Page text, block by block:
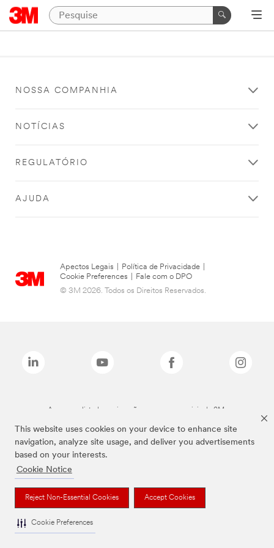
This website uses cookies on your device to enhance site
navigation, analyze site usage, and deliver you advertisements
based on your interests.
Cookie Notice
Reject Non-Essential Cookies Accept Cookies
Cookie Preferences
NOSSA COMPANHIA
NOTÍCIAS
REGULATÓRIO
AJUDA
Apectos Legais Política de Privacidade
Cookie Preferences
Fale com o DPO
© 3M 2026. Todos os Direitos Reservados.
As marcas listadas a cima são marcas comerciais da 3M.